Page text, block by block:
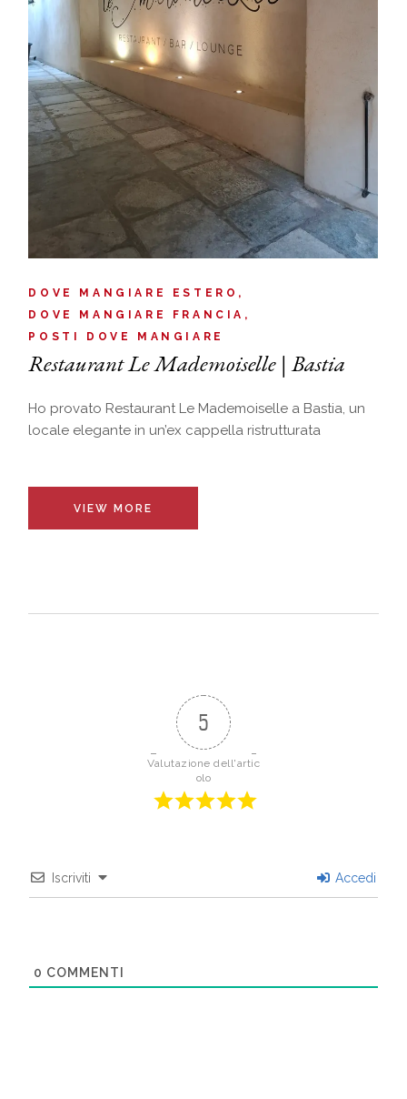
DOVE MANGIARE ESTERO
DOVE MANGIARE FRANCIA
POSTI DOVE MANGIARE
Restaurant Le Mademoiselle | Bastia
Ho provato Restaurant Le Mademoiselle a Bastia, un
locale elegante in un’ex cappella ristrutturata
VIEW MORE
5
Valutazione dell'artic
olo
Iscriviti Accedi
0 COMMENTI